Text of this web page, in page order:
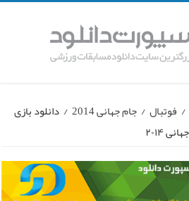
/ فوتبال / جام جهانی 2014 / دانلود بازی